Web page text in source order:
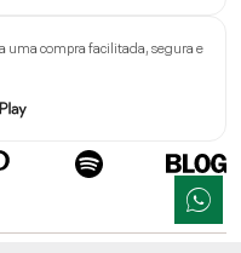
uma compra facilitada, segura e